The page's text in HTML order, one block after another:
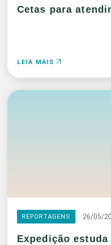
Cetas para
LEIA MAIS
REPORTAGENS 26/05/
Expedição